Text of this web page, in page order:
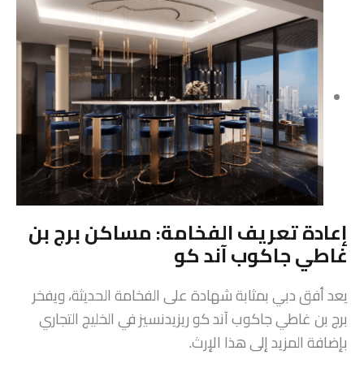
إعادة تعريف الفخامة: مساكن برج بن
غاطي جاكوب آند كو
يعد أفق دبي بمثابة شهادة على الفخامة الحديثة، ويفخر
برج بن غاطي جاكوب آند كو ريزيدنسيز في الخليج التجاري
بإضافة المزيد إلى هذا الإرث.